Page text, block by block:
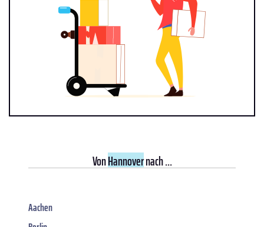
VonHannovernach ...
Aachen